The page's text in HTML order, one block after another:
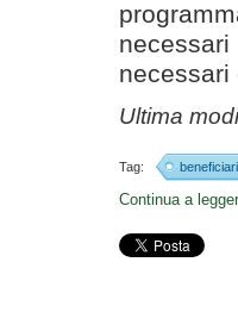
necessari
necessari
Ultima
Tag:
Continua a